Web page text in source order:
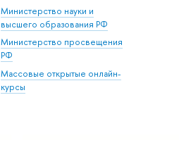
Министерство науки и
высшего образования РФ
Министерство просвещения
РФ
Массовые открытые онлайн-
курсы